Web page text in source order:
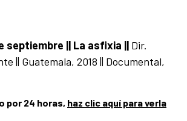
septiembre || La asfixia || Dir.
|| Guatemala, 2018 || Documental,
por 24 horas, haz clic aquí para verla